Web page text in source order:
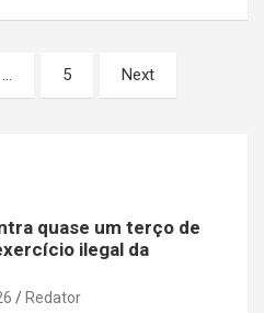
… 5 Next
quase um terço de
ilegal da
Redator